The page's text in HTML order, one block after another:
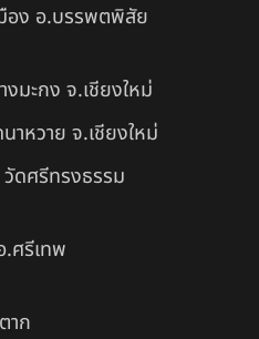
อง อ.บรรพตพิสัย
มะกง จ.เชียงใหม่
าหวาย จ.เชียงใหม่
ดศรีทรงธรรม
ศรีเทพ
าก